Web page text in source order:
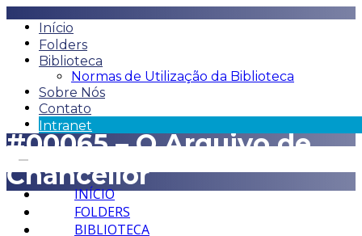
Início
Folders
Biblioteca
Normas de Utilização da Biblioteca
Sobre Nós
Contato
Intranet
INÍCIO
FOLDERS
BIBLIOTECA
#00065 – O Arquivo de
Chancellor